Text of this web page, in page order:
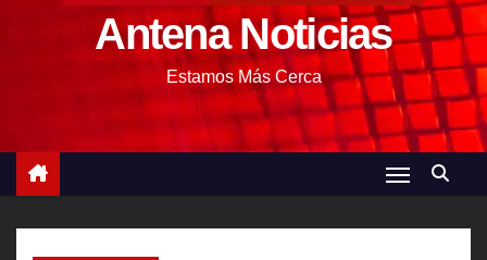
Antena Noticias
Estamos Más Cerca